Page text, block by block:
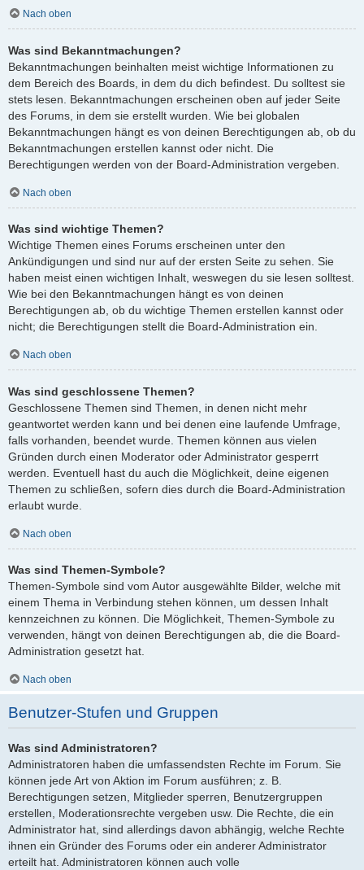
Nach oben
Was sind Bekanntmachungen?
Bekanntmachungen beinhalten meist wichtige Informationen zu
dem Bereich des Boards, in dem du dich befindest. Du solltest sie
stets lesen. Bekanntmachungen erscheinen oben auf jeder Seite
des Forums, in dem sie erstellt wurden. Wie bei globalen
Bekanntmachungen hängt es von deinen Berechtigungen ab, ob du
Bekanntmachungen erstellen kannst oder nicht. Die
Berechtigungen werden von der Board-Administration vergeben.
Nach oben
Was sind wichtige Themen?
Wichtige Themen eines Forums erscheinen unter den
Ankündigungen und sind nur auf der ersten Seite zu sehen. Sie
haben meist einen wichtigen Inhalt, weswegen du sie lesen solltest.
Wie bei den Bekanntmachungen hängt es von deinen
Berechtigungen ab, ob du wichtige Themen erstellen kannst oder
nicht; die Berechtigungen stellt die Board-Administration ein.
Nach oben
Was sind geschlossene Themen?
Geschlossene Themen sind Themen, in denen nicht mehr
geantwortet werden kann und bei denen eine laufende Umfrage,
falls vorhanden, beendet wurde. Themen können aus vielen
Gründen durch einen Moderator oder Administrator gesperrt
werden. Eventuell hast du auch die Möglichkeit, deine eigenen
Themen zu schließen, sofern dies durch die Board-Administration
erlaubt wurde.
Nach oben
Was sind Themen-Symbole?
Themen-Symbole sind vom Autor ausgewählte Bilder, welche mit
einem Thema in Verbindung stehen können, um dessen Inhalt
kennzeichnen zu können. Die Möglichkeit, Themen-Symbole zu
verwenden, hängt von deinen Berechtigungen ab, die die Board-
Administration gesetzt hat.
Nach oben
Benutzer-Stufen und Gruppen
Was sind Administratoren?
Administratoren haben die umfassendsten Rechte im Forum. Sie
können jede Art von Aktion im Forum ausführen; z. B.
Berechtigungen setzen, Mitglieder sperren, Benutzergruppen
erstellen, Moderationsrechte vergeben usw. Die Rechte, die ein
Administrator hat, sind allerdings davon abhängig, welche Rechte
ihnen ein Gründer des Forums oder ein anderer Administrator
erteilt hat. Administratoren können auch volle